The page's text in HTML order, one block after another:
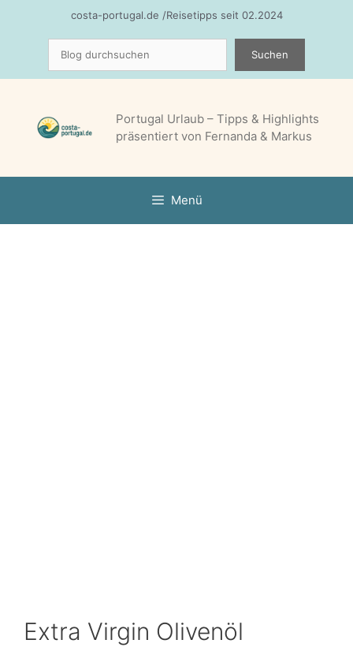
costa-portugal.de /Reisetipps seit 02.2024
Suchen
Portugal Urlaub – Tipps & Highlights
präsentiert von Fernanda & Markus
Menü
Extra Virgin Olivenöl